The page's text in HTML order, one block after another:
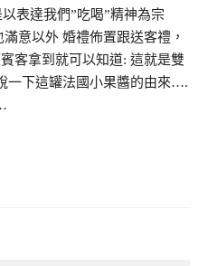
表達我們”吃喝”精神為宗
意以外 婚禮佈置跟送客禮，
客拿到就可以知道: 這就是雙
一下這罐法國小果醬的由來….